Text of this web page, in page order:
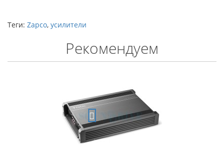
Теги: Zapco, усилители
Рекомендуем